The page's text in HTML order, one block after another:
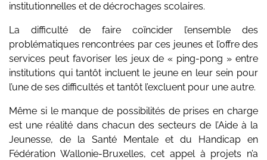
institutionnelles et de décrochages scolaires.
La difficulté de faire coïncider l’ensemble des
problématiques rencontrées par ces jeunes et l’offre des
services peut favoriser les jeux de « ping-pong » entre
institutions qui tantôt incluent le jeune en leur sein pour
l’une de ses difficultés et tantôt l’excluent pour une autre.
Même si le manque de possibilités de prises en charge
est une réalité dans chacun des secteurs de l’Aide à la
Jeunesse, de la Santé Mentale et du Handicap en
Fédération Wallonie-Bruxelles, cet appel à projets n’a